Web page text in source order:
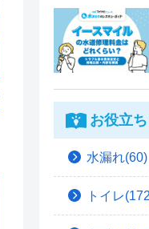
お役立
水漏れ(60)
トイレ